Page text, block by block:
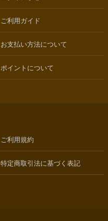
ご利用ガイド
お支払い方法について
ポイントについて
ご利用規約
特定商取引法に基づく表記